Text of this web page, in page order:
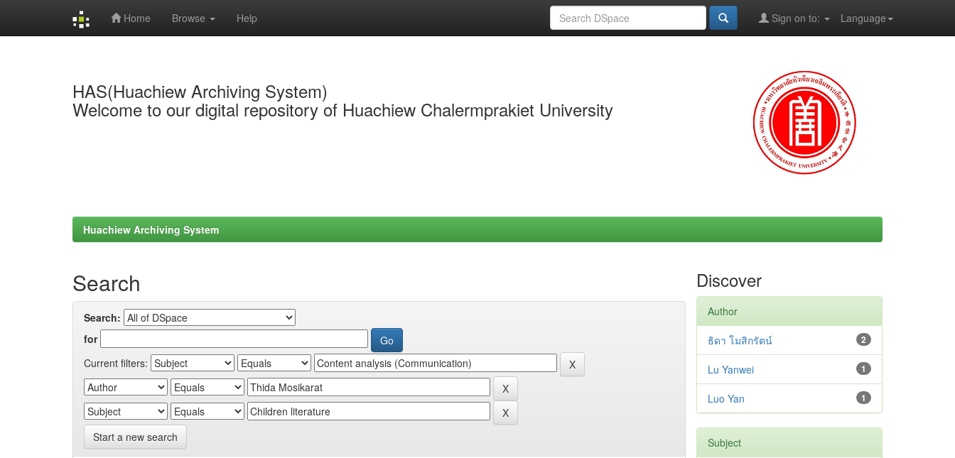
Home Browse Help Language
Sign on to:
HAS(Huachiew Archiving System)
Welcome to our digital repository of Huachiew Chalermprakiet University
Huachiew Archiving System
Search
Search:
for
Current filters:
Start a new search
Discover
Author
2
ธิดา โมสิกรัตน์
1
Lu Yanwei
1
Luo Yan
Subject